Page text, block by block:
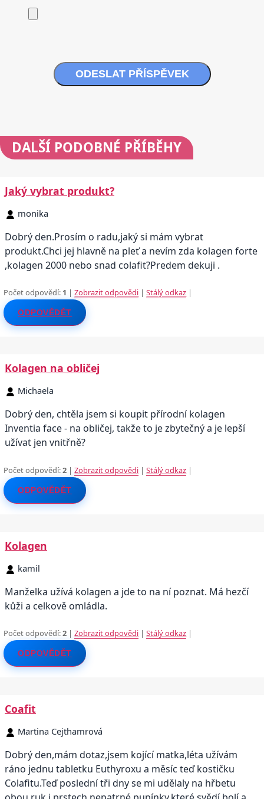
ODESLAT PŘÍSPĚVEK
DALŠÍ PODOBNÉ PŘÍBĚHY
Jaký vybrat produkt?
monika
Dobrý den.Prosím o radu,jaký si mám vybrat
produkt.Chci jej hlavně na pleť a nevím zda kolagen forte
,kolagen 2000 nebo snad colafit?Predem dekuji .
Počet odpovědí: 1 |Zobrazit odpovědi |Stálý odkaz |
ODPOVĚDĚT
Kolagen na obličej
Michaela
Dobrý den, chtěla jsem si koupit přírodní kolagen
Inventia face - na obličej, takže to je zbytečný a je lepší
užívat jen vnitřně?
Počet odpovědí:2 |Zobrazit odpovědi |Stálý odkaz |
ODPOVĚDĚT
Kolagen
kamil
Manželka užívá kolagen a jde to na ní poznat. Má hezčí
kůži a celkově omládla.
Počet odpovědí:2 |Zobrazit odpovědi |Stálý odkaz |
ODPOVĚDĚT
Coafit
Martina Cejthamrová
Dobrý den,mám dotaz,jsem kojící matka,léta užívám
ráno jednu tabletku Euthyroxu a měsíc teď kostičku
Colafitu.Teď poslední tři dny se mi udělaly na hřbetu